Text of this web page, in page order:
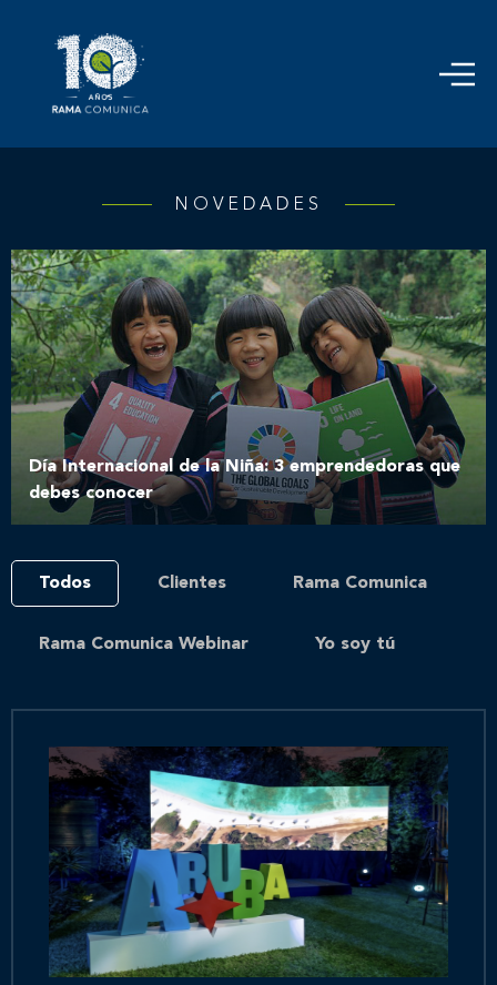
NOVEDADES
Día Internacional de la Niña: 3 emprendedoras que
debes conocer
Todos Clientes Rama Comunica
Rama Comunica Webinar Yo soy tú